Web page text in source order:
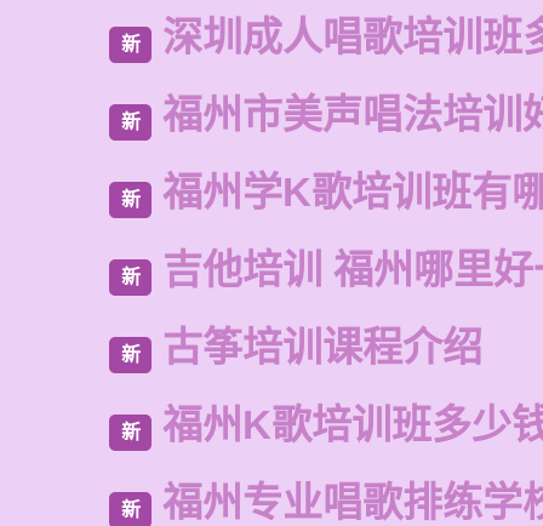
新 深圳成人唱歌培训班
新 福州市美声唱法培训
新 福州学K歌培训班有
新 吉他培训 福州哪里
新 古筝培训课程介绍
新 福州K歌培训班多少
新 福州专业唱歌排练学